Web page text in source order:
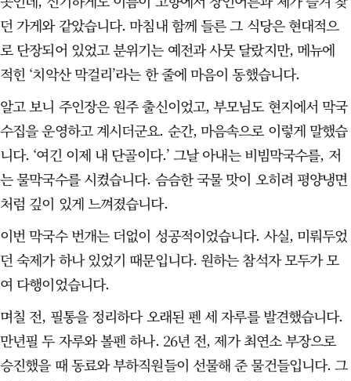
던 가게와 같았습니다. 마침내 함께 들른 그 식당은 현대적으
로 단장되어 있었고 분위기는 예전과 사뭇 달랐지만, 메뉴에
적힌 ‘치악산 막걸리’라는 한 줄에 마음이 동했습니다.
알고 보니 주인장은 원주 출신이었고, 부모님도 현지에서 막국
수집을 운영하고 계시더군요. 순간, 마음속으로 이렇게 말했습
니다. ‘여긴 이제 내 단골이다.’ 그날 아내는 비빔막국수를, 저
는 물막국수를 시켰습니다. 슴슴한 국물 맛이 오히려 평양냉면
처럼 깊이 있게 느껴졌습니다.
이번 막국수 번개는 더없이 성공적이었습니다. 사실, 미뤄두었
던 숙제가 하나 있었기 때문입니다. 원하는 참석자 모두가 모
여 다행이었습니다.
며칠 전, 필통을 정리하다 오래된 펜 세 자루를 발견했습니다.
만년필 두 자루와 볼펜 하나. 26년 전, 제가 최연소 부장으로
승진했을 때 동료와 부하직원들이 선물해 준 물건들입니다. 그